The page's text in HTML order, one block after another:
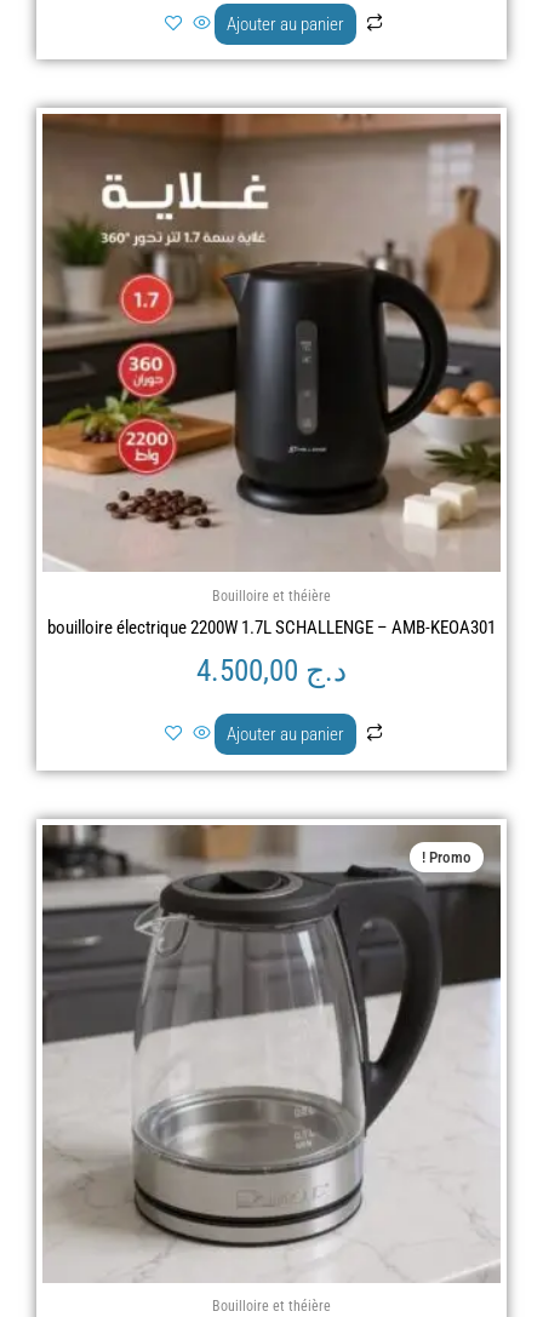
Ajouter au panier
Bouilloire et théière
bouilloire électrique 2200W 1.7L SCHALLENGE – AMB-KEOA301
د.ج
Ajouter au panier
Promo !
Bouilloire et théière
Le
prix
initial
était :
Le
prix
actuel
est :